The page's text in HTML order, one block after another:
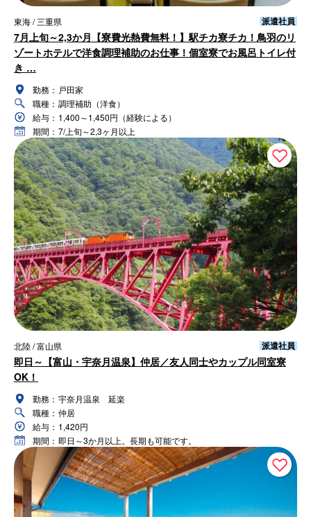
東海 / 三重県 派遣社員
7月上旬～2,3か月【寮費光熱費無料！】駅チカ寮チカ！鳥羽のリ
ゾートホテルで洋食調理補助のお仕事！個室寮でお風呂トイレ付
き …
勤務： 戸田家
職種： 調理補助（洋食）
給与： 1,400～1,450円（経験による）
期間： 7/上旬～2,3ヶ月以上
北陸 / 富山県 派遣社員
即日～【富山・宇奈月温泉】仲居／友人同士やカップル同室寮
OK！
勤務： 宇奈月温泉 延楽
職種： 仲居
給与： 1,420円
期間： 即日～3か月以上。長期も可能です。